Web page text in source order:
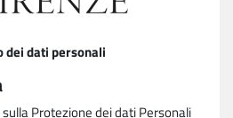
dati personali
Protezione dei dati Personali